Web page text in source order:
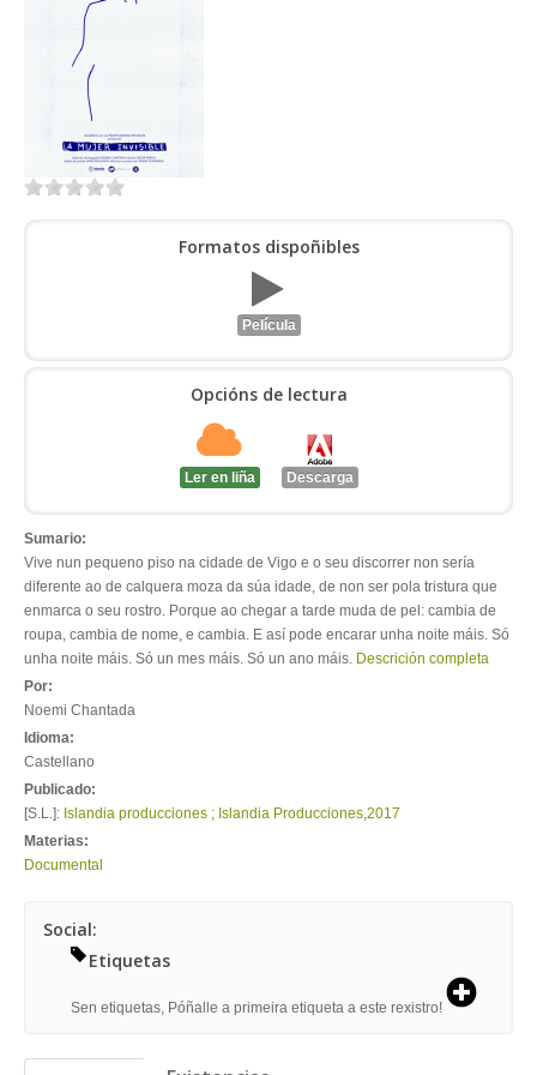
Formatos dispoñibles
Película
Opcións de lectura
Ler en liña Descarga
Sumario:
Vive nun pequeno piso na cidade de Vigo e o seu discorrer non sería
diferente ao de calquera moza da súa idade, de non ser pola tristura que
enmarca o seu rostro. Porque ao chegar a tarde muda de pel: cambia de
roupa, cambia de nome, e cambia. E así pode encarar unha noite máis. Só
unha noite máis. Só un mes máis. Só un ano máis. Descrición completa
Por:
Noemi Chantada
Idioma:
Castellano
Publicado:
[S.L.]: Islandia producciones ; Islandia Producciones,2017
Materias:
Documental
Social:
Etiquetas
Sen etiquetas, Póñalle a primeira etiqueta a este rexistro!